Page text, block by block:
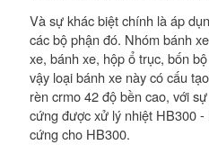
Và sự khác biệt chính là áp
các bộ phận đó. Nhóm bánh
xe, bánh xe, hộp ổ trục, bốn
vậy loại bánh xe này có cấu
rèn crmo 42 độ bền cao, với
cứng được xử lý nhiệt HB300
cứng cho HB300.